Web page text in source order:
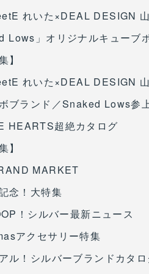
れいた×DEAL DESIGN
Lows」オリジナルキューブ
】
れいた×DEAL DESIGN
ブランド／Snaked Lows参
HEARTS超絶カタログ
】
MARKET
念！大特集
！シルバー最新ニュース
アクセサリー特集
ル！シルバーブランドカタロ